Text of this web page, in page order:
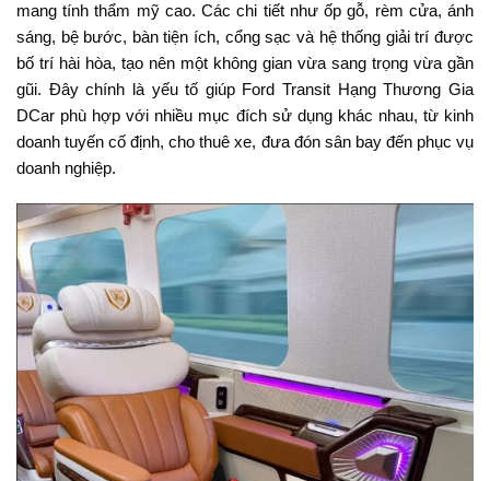
mang tính thẩm mỹ cao. Các chi tiết như ốp gỗ, rèm cửa, ánh
sáng, bệ bước, bàn tiện ích, cổng sạc và hệ thống giải trí được
bố trí hài hòa, tạo nên một không gian vừa sang trọng vừa gần
gũi. Đây chính là yếu tố giúp Ford Transit Hạng Thương Gia
DCar phù hợp với nhiều mục đích sử dụng khác nhau, từ kinh
doanh tuyến cố định, cho thuê xe, đưa đón sân bay đến phục vụ
doanh nghiệp.